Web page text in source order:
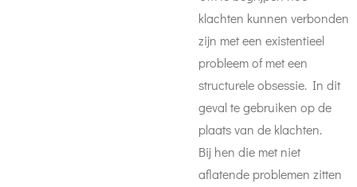
klachten kunnen verbonden
zijn met een existentieel
probleem of met een
structurele obsessie. In dit
geval te gebruiken op de
plaats van de klachten.
Bij hen die met niet
aflatende problemen zitten